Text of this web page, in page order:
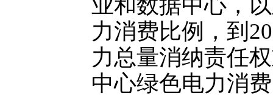
业和数据中心，
力消费比例，到
力总量消纳责任
中心绿色电力消